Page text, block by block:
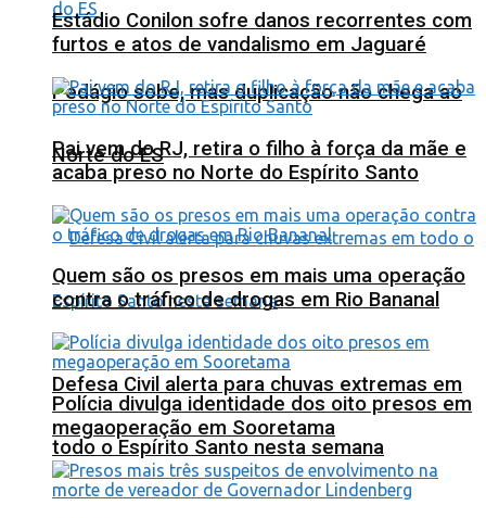
Pedágio sobe, mas duplicação não chega ao
Norte do ES
Defesa Civil alerta para chuvas extremas em
todo o Espírito Santo nesta semana
Estádio Conilon sofre danos recorrentes com
furtos e atos de vandalismo em Jaguaré
Pai vem do RJ, retira o filho à força da mãe e
acaba preso no Norte do Espírito Santo
Quem são os presos em mais uma operação
contra o tráfico de drogas em Rio Bananal
Polícia divulga identidade dos oito presos em
megaoperação em Sooretama